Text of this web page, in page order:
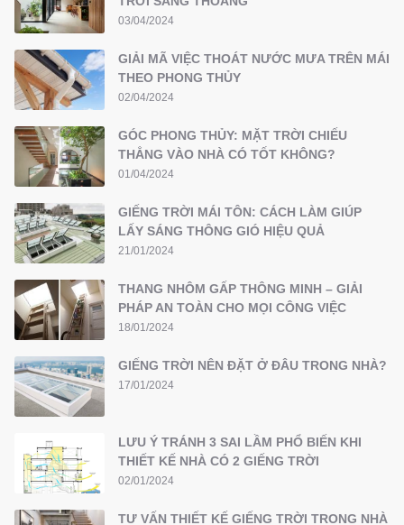
03/04/2024
GIẢI MÃ VIỆC THOÁT NƯỚC MƯA TRÊN MÁI
THEO PHONG THỦY
02/04/2024
GÓC PHONG THỦY: MẶT TRỜI CHIẾU
THẲNG VÀO NHÀ CÓ TỐT KHÔNG?
01/04/2024
GIẾNG TRỜI MÁI TÔN: CÁCH LÀM GIÚP
LẤY SÁNG THÔNG GIÓ HIỆU QUẢ
21/01/2024
THANG NHÔM GẤP THÔNG MINH – GIẢI
PHÁP AN TOÀN CHO MỌI CÔNG VIỆC
18/01/2024
GIẾNG TRỜI NÊN ĐẶT Ở ĐÂU TRONG NHÀ?
17/01/2024
LƯU Ý TRÁNH 3 SAI LẦM PHỔ BIẾN KHI
THIẾT KẾ NHÀ CÓ 2 GIẾNG TRỜI
02/01/2024
TƯ VẤN THIẾT KẾ GIẾNG TRỜI TRONG NHÀ